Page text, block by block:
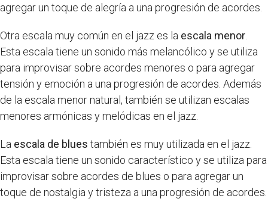
agregar un toque de alegría a una progresión de acordes.
Otra escala muy común en el jazz es la escala menor
Esta escala tiene un sonido más melancólico y se utiliza
para improvisar sobre acordes menores o para agregar
tensión y emoción a una progresión de acordes. Además
de la escala menor natural, también se utilizan escalas
menores armónicas y melódicas en el jazz.
La escala de blues también es muy utilizada en el jazz.
Esta escala tiene un sonido característico y se utiliza para
improvisar sobre acordes de blues o para agregar un
toque de nostalgia y tristeza a una progresión de acordes.